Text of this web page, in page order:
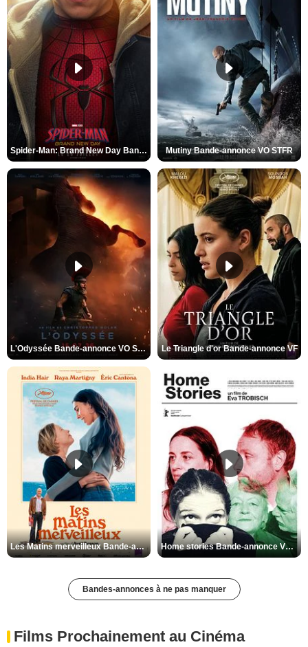
Spider-Man: Brand New Day Bande-annonce VO STFR Mutiny Bande-annonce VO STFR
L'Odyssée Bande-annonce VO STFR Le Triangle d'or Bande-annonce VF
Les Matins merveilleux Bande-annonce VF Home stories Bande-annonce VO STFR
Bandes-annonces à ne pas manquer
Films Prochainement au Cinéma